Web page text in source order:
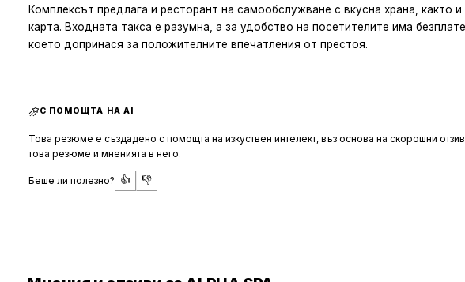
Комплексът предлага и ресторант на самообслужване с вкусна храна, както
карта. Входната такса е разумна, а за удобство на посетителите има
което допринася за положителните впечатления от престоя.
С ПОМОЩТА НА AI
Това резюме е създадено с помощта на изкуствен интелект, въз основа на скорошни
това резюме и мненията в него.
Беше ли полезно? 👍 👎